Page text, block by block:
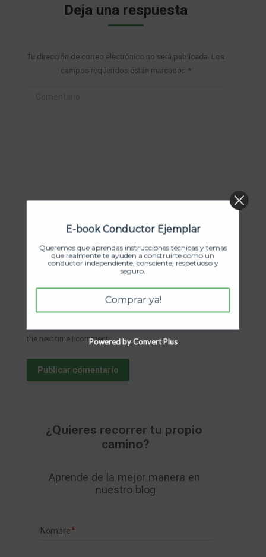
Deja una respuesta
Tu dirección de correo electrónico no será publicada. Los
campos requeridos están marcados *
Correo electrónico *
Sitio web
the next time I comment.
Publicar comentario
¿Quieres recorrer tu propio
camino?
Aprende de la mejor manera en
nuestro blog
Nombre
E-book Conductor Ejemplar
Queremos que aprendas instrucciones técnicas y temas
que realmente te ayuden a construirte como un
conductor independiente, consciente, respetuoso y
seguro.
Comprar ya!
Powered by Convert Plus